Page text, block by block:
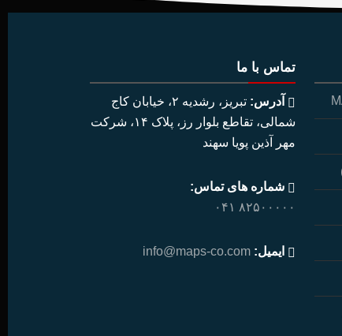
تماس با ما
آدرس:
تبریز، رشدیه ۲، خیابان کاج
شمالی، تقاطع بلوار رز، پلاک ۱۴، شرکت
مهر آذین پویا سهند
شماره های تماس:
۸۲۵۰۰۰۰۰ ۰۴۱
ایمیل: info@maps-co.com